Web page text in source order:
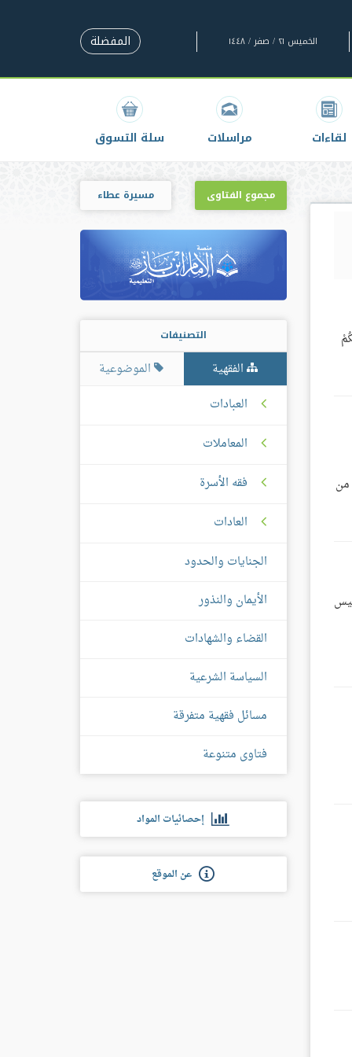
الخميس ٢١ / صفر / ١٤٤٨ المفضلة
لقاءات مراسلات سلة التسوق
من
مجموع الفتاوى مسيرة عطاء
التصنيفات
الفقهية
الموضوعية
العبادات
المعاملات
فقه الأسرة
العادات
الجنايات والحدود
الأيمان والنذور
القضاء والشهادات
السياسة الشرعية
مسائل فقهية متفرقة
فتاوى متنوعة
إحصائيات المواد
عن الموقع